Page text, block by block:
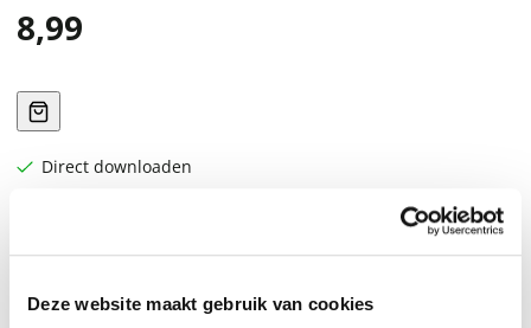
Deze website maakt gebruik van cookies
8,99
Direct downloaden
Nadia verlaat haar ouderlijk huis. Ze trekt liftend half
Canada door op reis naar Vancouver Island, waar het